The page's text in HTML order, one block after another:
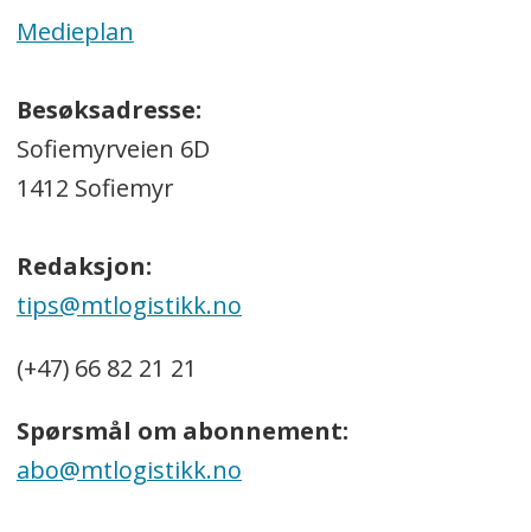
Medieplan
Besøksadresse:
Sofiemyrveien 6D
1412 Sofiemyr
Redaksjon:
tips@mtlogistikk.no
(+47) 66 82 21 21
Spørsmål om abonnement:
abo@mtlogistikk.no